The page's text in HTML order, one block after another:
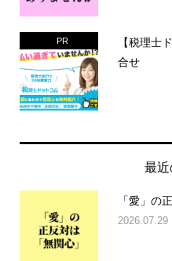
PR
【税理士
合せ
最
「愛」の
2026.07.29